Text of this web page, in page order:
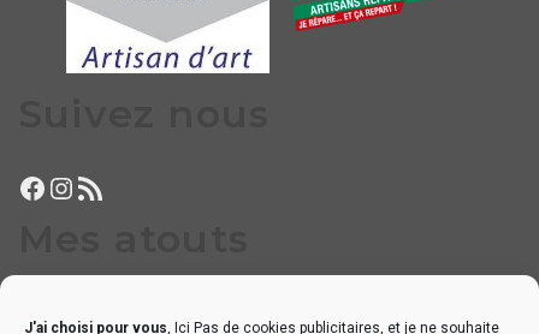
J'ai choisi pour vous, Ici Pas de cookies publicitaires, et je ne souhaite
Facebook
Instagram
Flux RSS